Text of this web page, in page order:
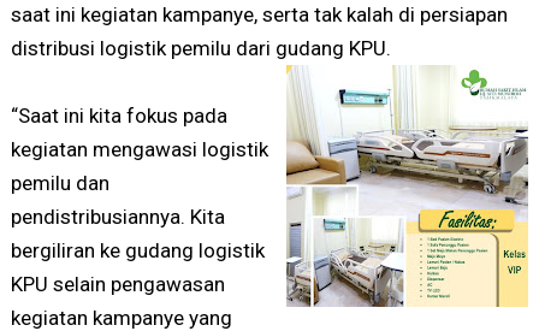
saat ini kegiatan kampanye, serta tak kalah di persiapan
distribusi logistik pemilu dari gudang KPU.
“Saat ini kita fokus pada
kegiatan mengawasi logistik
pemilu dan
pendistribusiannya. Kita
bergiliran ke gudang logistik
KPU selain pengawasan
kegiatan kampanye yang